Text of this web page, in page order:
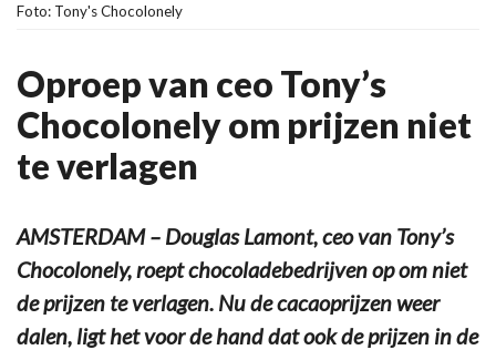
Foto: Tony's Chocolonely
Oproep van ceo Tony’s
Chocolonely om prijzen niet
te verlagen
AMSTERDAM – Douglas Lamont, ceo van Tony’s
Chocolonely, roept chocoladebedrijven op om niet
de prijzen te verlagen. Nu de cacaoprijzen weer
dalen, ligt het voor de hand dat ook de prijzen in de